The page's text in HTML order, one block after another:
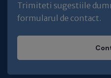
Trimiteti sugestiile
formularul de contact.